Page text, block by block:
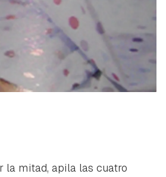
favorito
como favorito, primero has de
cuenta de Hogarmanía.
la mitad, apila las cuatro
enviado
suscribirte a nuestro boletín.